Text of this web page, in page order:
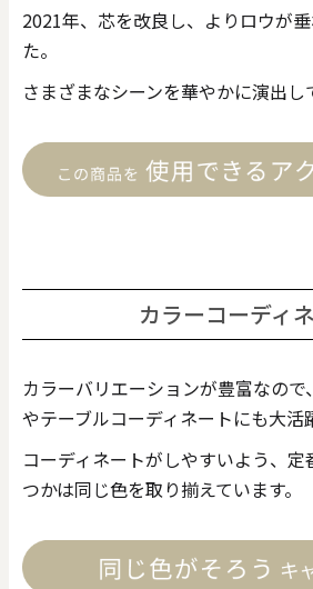
2021年、芯を改良し、よりロウが
た。
さまざまなシーンを華やかに演出し
カラーコーディ
カラーバリエーションが豊富なの
やテーブルコーディネートにも大活
コーディネートがしやすいよう、定
つかは同じ色を取り揃えています。